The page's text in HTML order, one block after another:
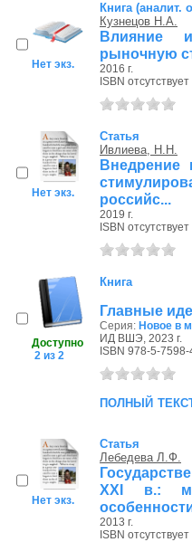
Нет экз.
Книга (аналит.
Кузнецов Н.А.
Влияние
рыночную
2016 г.
ISBN отсутствует
Нет экз.
Статья
Ивлиева, Н.Н.
Внедрение
российс...
2019 г.
ISBN отсутствует
Доступно
2 из 2
Книга
Главные
Серия: Новое в
ИД ВШЭ, 2023 г.
ISBN 978-5-
полный
Нет экз.
Статья
Лебедева Л.Ф.
XXI в.:
2013 г.
ISBN отсутствует